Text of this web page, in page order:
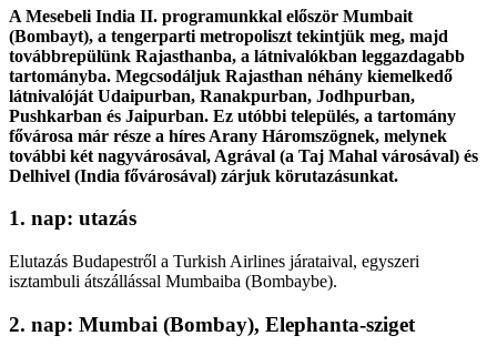
A Mesebeli India II. programunkkal először Mumbait
(Bombayt), a tengerparti metropoliszt tekintjük meg, majd
továbbrepülünk Rajasthanba, a látnivalókban leggazdagabb
tartományba. Megcsodáljuk Rajasthan néhány kiemelkedő
látnivalóját Udaipurban, Ranakpurban, Jodhpurban,
Pushkarban és Jaipurban. Ez utóbbi település, a tartomány
fővárosa már része a híres Arany Háromszögnek, melynek
további két nagyvárosával, Agrával (a Taj Mahal városával) és
Delhivel (India fővárosával) zárjuk körutazásunkat.
1. nap: utazás
Elutazás Budapestről a Turkish Airlines járataival, egyszeri
isztambuli átszállással Mumbaiba (Bombaybe).
2. nap: Mumbai (Bombay), Elephanta-sziget